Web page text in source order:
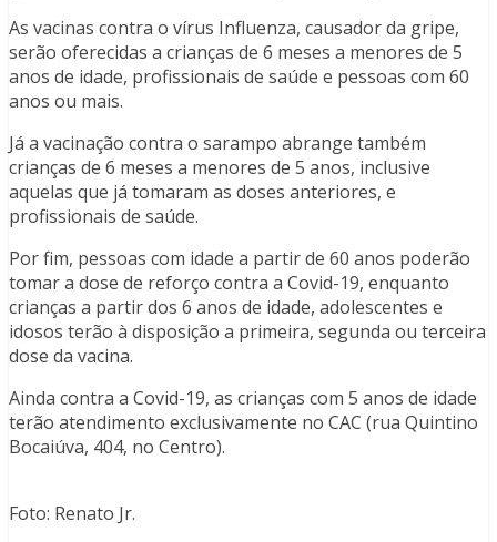
As vacinas contra o vírus Influenza, causador da gripe,
serão oferecidas a crianças de 6 meses a menores de 5
anos de idade, profissionais de saúde e pessoas com 60
anos ou mais.
Já a vacinação contra o sarampo abrange também
crianças de 6 meses a menores de 5 anos, inclusive
aquelas que já tomaram as doses anteriores, e
profissionais de saúde.
Por fim, pessoas com idade a partir de 60 anos poderão
tomar a dose de reforço contra a Covid-19, enquanto
crianças a partir dos 6 anos de idade, adolescentes e
idosos terão à disposição a primeira, segunda ou terceira
dose da vacina.
Ainda contra a Covid-19, as crianças com 5 anos de idade
terão atendimento exclusivamente no CAC (rua Quintino
Bocaiúva, 404, no Centro).
Foto: Renato Jr.